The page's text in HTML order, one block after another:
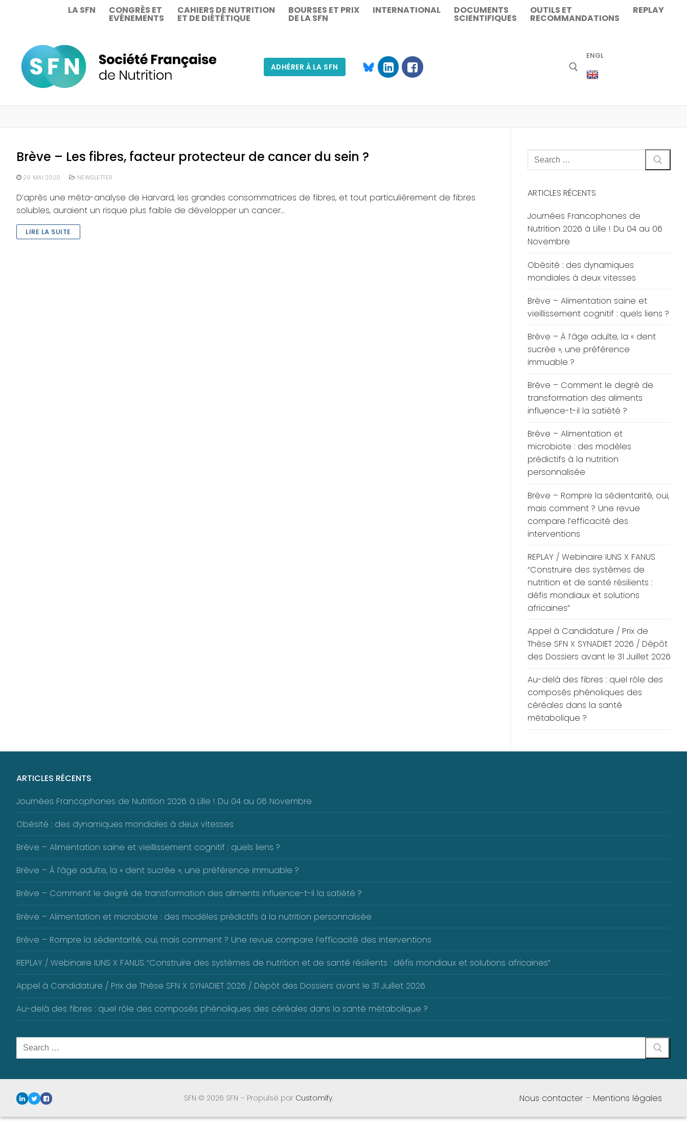
LA SFN CONGRÈS ET
EVÉNEMENTS
CAHIERS DE NUTRITION
ET DE DIÉTÉTIQUE
BOURSES ET PRIX
DE LA SFN
INTERNATIONAL DOCUMENTS
SCIENTIFIQUES
OUTILS ET
RECOMMANDATIONS
REPLAY
ADHÉRER À LA SFN
ENGL
Brève – Les fibres, facteur protecteur de cancer du sein ?
29 MAI 2020 NEWSLETTER
D’après une méta-analyse de Harvard, les grandes consommatrices de fibres, et tout particulièrement de fibres
solubles, auraient un risque plus faible de développer un cancer…
LIRE LA SUITE
Rechercher
:
ARTICLES RÉCENTS
Journées Francophones de
Nutrition 2026 à Lille ! Du 04 au 06
Novembre
Obésité : des dynamiques
mondiales à deux vitesses
Brève – Alimentation saine et
vieillissement cognitif : quels liens ?
Brève – À l’âge adulte, la « dent
sucrée », une préférence
immuable ?
Brève – Comment le degré de
transformation des aliments
influence-t-il la satiété ?
Brève – Alimentation et
microbiote : des modèles
prédictifs à la nutrition
personnalisée
Brève – Rompre la sédentarité, oui,
mais comment ? Une revue
compare l’efficacité des
interventions
REPLAY / Webinaire IUNS X FANUS
“Construire des systèmes de
nutrition et de santé résilients :
défis mondiaux et solutions
africaines”
Appel à Candidature / Prix de
Thèse SFN X SYNADIET 2026 / Dépôt
des Dossiers avant le 31 Juillet 2026
Au-delà des fibres : quel rôle des
composés phénoliques des
céréales dans la santé
métabolique ?
ARTICLES RÉCENTS
Journées Francophones de Nutrition 2026 à Lille ! Du 04 au 06 Novembre
Obésité : des dynamiques mondiales à deux vitesses
Brève – Alimentation saine et vieillissement cognitif : quels liens ?
Brève – À l’âge adulte, la « dent sucrée », une préférence immuable ?
Brève – Comment le degré de transformation des aliments influence-t-il la satiété ?
Brève – Alimentation et microbiote : des modèles prédictifs à la nutrition personnalisée
Brève – Rompre la sédentarité, oui, mais comment ? Une revue compare l’efficacité des interventions
REPLAY / Webinaire IUNS X FANUS “Construire des systèmes de nutrition et de santé résilients : défis mondiaux et solutions africaines”
Appel à Candidature / Prix de Thèse SFN X SYNADIET 2026 / Dépôt des Dossiers avant le 31 Juillet 2026
Au-delà des fibres : quel rôle des composés phénoliques des céréales dans la santé métabolique ?
Rechercher
:
SFN © 2026 SFN – Propulsé par Customify. Nous contacter – Mentions légales